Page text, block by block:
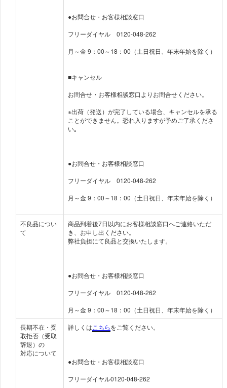
●お問合せ・お客様相談窓口
フリーダイヤル 0120-048-262
月～金 9：00～18：00（土日祝日、年末年始を除く）
■キャンセル
お問合せ・お客様相談窓口よりお問合せください。
※出荷（発送）が完了している場合、キャンセルを承る
ことができません。恐れ入りますが予めご了承くださ
い｡
●お問合せ・お客様相談窓口
フリーダイヤル 0120-048-262
月～金 9：00～18：00（土日祝日、年末年始を除く）
不良品につい
て
商品到着後7日以内にお客様相談窓口へご連絡いただ
き、お申し出ください。
弊社負担にて良品と交換いたします。
●お問合せ・お客様相談窓口
フリーダイヤル 0120-048-262
月～金 9：00～18：00（土日祝日、年末年始を除く）
⾧期不在・受
取拒否（受取
辞退）の
対応について
詳しくは こちらをご覧ください。
●お問合せ・お客様相談窓口
フリーダイヤル0120-048-262